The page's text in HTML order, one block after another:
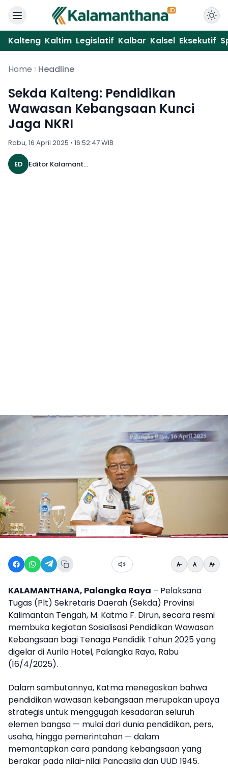
Kalteng Kaltim Legislatif Kalbar Kalsel Eksekutif
Home Headline
Sekda Kalteng: Pendidikan
Wawasan Kebangsaan Kunci
Jaga NKRI
Rabu, 16 April 2025 • 16:52:47 WIB
ED Editor Kalamanthana 25
KALAMANTHANA, Palangka Raya – Pelaksana
Tugas (Plt) Sekretaris Daerah (Sekda) Provinsi
Kalimantan Tengah, M. Katma F. Dirun, secara resmi
membuka kegiatan Sosialisasi Pendidikan Wawasan
Kebangsaan bagi Tenaga Pendidik Tahun 2025 yang
digelar di Aurila Hotel, Palangka Raya, Rabu
(16/4/2025).
Dalam sambutannya, Katma menegaskan bahwa
pendidikan wawasan kebangsaan merupakan upaya
strategis untuk menggugah kesadaran seluruh
elemen bangsa — mulai dari dunia pendidikan, pers,
usaha, hingga pemerintahan — dalam
memantapkan cara pandang kebangsaan yang
berakar pada nilai-nilai Pancasila dan UUD 1945.